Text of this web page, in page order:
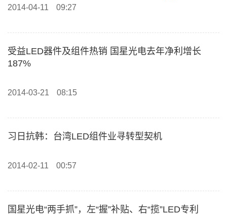
2014-04-11 09:27
受益LED器件及组件热销 国星光电去年净利增长
187%
2014-03-21 08:15
习日抗韩：台湾LED组件业寻转型契机
2014-02-11 00:57
国星光电“两手抓”，左“握”补贴、右“揽”LED专利